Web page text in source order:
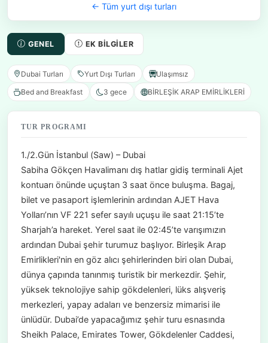
← Tüm yurt dışı turları
GENEL EK BILGILER
Dubai Turları Yurt Dışı Turları Ulaşımsız
Bed and Breakfast 3 gece BİRLEŞİK ARAP EMİRLİKLERİ
TUR PROGRAMI
1./2.Gün İstanbul (Saw) – Dubai
Sabiha Gökçen Havalimanı dış hatlar gidiş terminali Ajet
kontuarı önünde uçuştan 3 saat önce buluşma. Bagaj,
bilet ve pasaport işlemlerinin ardından AJET Hava
Yolları’nın VF 221 sefer sayılı uçuşu ile saat 21:15’te
Sharjah’a hareket. Yerel saat ile 02:45’te varışımızın
ardından Dubai şehir turumuz başlıyor. Birleşik Arap
Emirlikleri'nin en göz alıcı şehirlerinden biri olan Dubai,
dünya çapında tanınmış turistik bir merkezdir. Şehir,
yüksek teknolojiye sahip gökdelenleri, lüks alışveriş
merkezleri, yapay adaları ve benzersiz mimarisi ile
ünlüdür. Dubai’de yapacağımız şehir turu esnasında
Sheikh Palace, Emirates Tower, Gökdelenler Caddesi,